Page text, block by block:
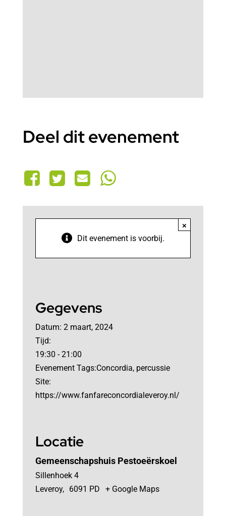
Deel dit evenement
Dit evenement is voorbij.
×
Gegevens
Datum: 2 maart, 2024
Tijd:
19:30 - 21:00
Evenement Tags:Concordia, percussie
Site:
https://www.fanfareconcordialeveroy.nl/
Locatie
Gemeenschapshuis Pestoeërskoel
Sillenhoek 4
Leveroy, 6091 PD + Google Maps